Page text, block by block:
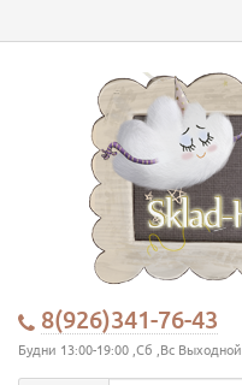
8(926)341-76-43
Будни 13:00-19:00 ,Сб ,Вс Выходной